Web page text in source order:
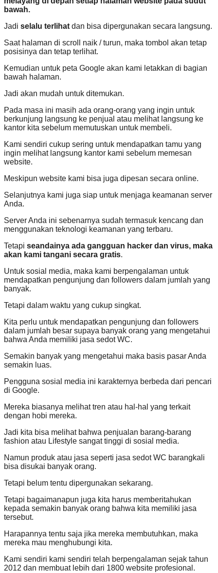
bawah.
Jadi selalu terlihat dan bisa dipergunakan secara langsung.
Saat halaman di scroll naik / turun, maka tombol akan tetap
posisinya dan tetap terlihat.
Kemudian untuk peta Google akan kami letakkan di bagian
bawah halaman.
Jadi akan mudah untuk ditemukan.
Pada masa ini masih ada orang-orang yang ingin untuk
berkunjung langsung ke penjual atau melihat langsung ke
kantor kita sebelum memutuskan untuk membeli.
Kami sendiri cukup sering untuk mendapatkan tamu yang
ingin melihat langsung kantor kami sebelum memesan
website.
Meskipun website kami bisa juga dipesan secara online.
Selanjutnya kami juga siap untuk menjaga keamanan server
Anda.
Server Anda ini sebenarnya sudah termasuk kencang dan
menggunakan teknologi keamanan yang terbaru.
Tetapi seandainya ada gangguan hacker dan virus, maka
akan kami tangani secara gratis.
Untuk sosial media, maka kami berpengalaman untuk
mendapatkan pengunjung dan followers dalam jumlah yang
banyak.
Tetapi dalam waktu yang cukup singkat.
Kita perlu untuk mendapatkan pengunjung dan followers
dalam jumlah besar supaya banyak orang yang mengetahui
bahwa Anda memiliki jasa sedot WC.
Semakin banyak yang mengetahui maka basis pasar Anda
semakin luas.
Pengguna sosial media ini karakternya berbeda dari pencari
di Google.
Mereka biasanya melihat tren atau hal-hal yang terkait
dengan hobi mereka.
Jadi kita bisa melihat bahwa penjualan barang-barang
fashion atau Lifestyle sangat tinggi di sosial media.
Namun produk atau jasa seperti jasa sedot WC barangkali
bisa disukai banyak orang.
Tetapi belum tentu dipergunakan sekarang.
Tetapi bagaimanapun juga kita harus memberitahukan
kepada semakin banyak orang bahwa kita memiliki jasa
tersebut.
Harapannya tentu saja jika mereka membutuhkan, maka
mereka mau menghubungi kita.
Kami sendiri kami sendiri telah berpengalaman sejak tahun
2012 dan membuat lebih dari 1800 website profesional.